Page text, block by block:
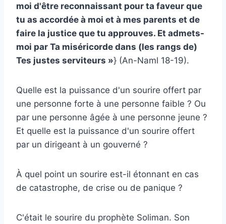
moi d'être reconnaissant pour ta faveur que
tu as accordée à moi et à mes parents et de
faire la justice que tu approuves. Et admets-
moi par Ta miséricorde dans (les rangs de)
Tes justes serviteurs »} (An-Naml 18-19).
Quelle est la puissance d'un sourire offert par
une personne forte à une personne faible ? Ou
par une personne âgée à une personne jeune ?
Et quelle est la puissance d'un sourire offert
par un dirigeant à un gouverné ?
À quel point un sourire est-il étonnant en cas
de catastrophe, de crise ou de panique ?
C'était le sourire du prophète Soliman. Son